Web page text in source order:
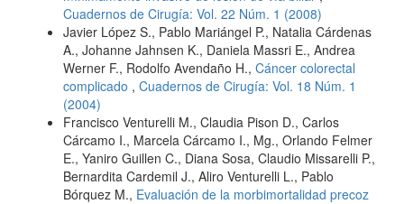
Cuadernos de Cirugía: Vol. 22 Núm. 1 (2008)
Javier López S., Pablo Mariángel P., Natalia Cárdenas
A., Johanne Jahnsen K., Daniela Massri E., Andrea
Werner F., Rodolfo Avendaño H., Cáncer colorectal
complicado , Cuadernos de Cirugía: Vol. 18 Núm. 1
(2004)
Francisco Venturelli M., Claudia Pison D., Carlos
Cárcamo I., Marcela Cárcamo I., Mg., Orlando Felmer
E., Yaniro Guillen C., Diana Sosa, Claudio Missarelli P.,
Bernardita Cardemil J., Aliro Venturelli L., Pablo
Bórquez M., Evaluación de la morbimortalidad precoz